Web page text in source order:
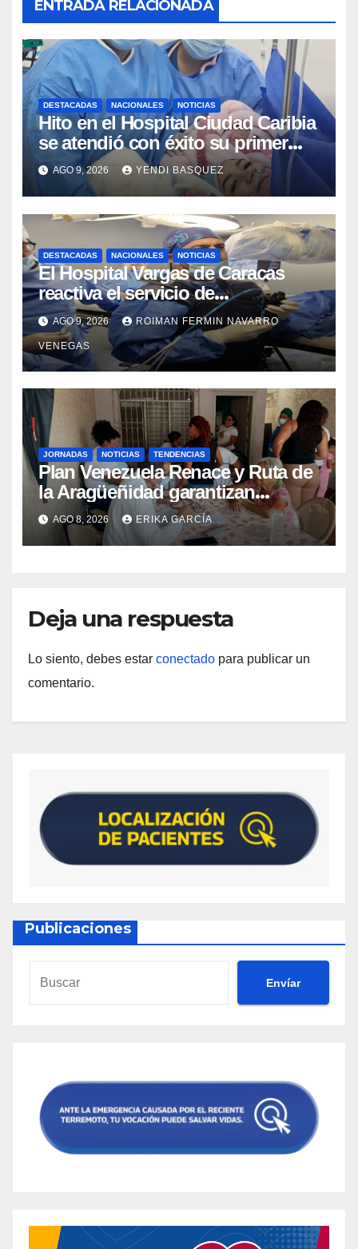
ENTRADA RELACIONADA
DESTACADAS NACIONALES NOTICIAS
Hito en el Hospital Ciudad Caribia
se atendió con éxito su primer
parto gemelar
AGO 9, 2026 YENDI BASQUEZ
DESTACADAS NACIONALES NOTICIAS
El Hospital Vargas de Caracas
reactiva el servicio de
Colangiopancreatografía
Retrógrada Endoscópica para
beneficiar a cientos de pacientes
AGO 9, 2026 ROIMAN FERMIN NAVARRO
VENEGAS
JORNADAS NOTICIAS TENDENCIAS
Plan Venezuela Renace y Ruta de
la Aragüeñidad garantizan
atención médica integral en
Aragua
AGO 8, 2026 ERIKA GARCÍA
Deja una respuesta
Lo siento, debes estar conectado para publicar un
comentario.
Publicaciones
Envíar